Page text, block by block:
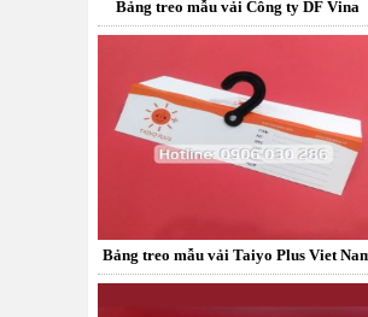
Sample hanger Gloria jeans vietnam